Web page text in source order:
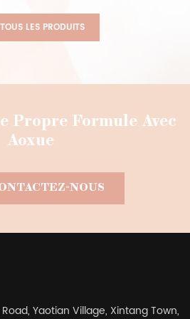
LES PRODUITS
Propre Formule Avec
Aoxue
NOUS
Yaotian Village, Xintang Town,